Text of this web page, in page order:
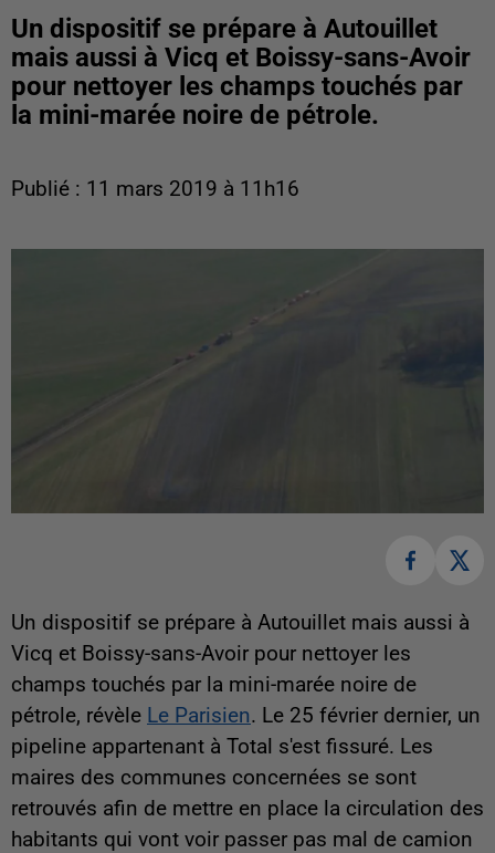
Un dispositif se prépare à Autouillet
mais aussi à Vicq et Boissy-sans-Avoir
pour nettoyer les champs touchés par
la mini-marée noire de pétrole.
Publié : 11 mars 2019 à 11h16
Un dispositif se prépare à Autouillet mais aussi à
Vicq et Boissy-sans-Avoir pour nettoyer les
champs touchés par la mini-marée noire de
pétrole, révèle Le Parisien. Le 25 février dernier, un
pipeline appartenant à Total s'est fissuré. Les
maires des communes concernées se sont
retrouvés afin de mettre en place la circulation des
habitants qui vont voir passer pas mal de camion